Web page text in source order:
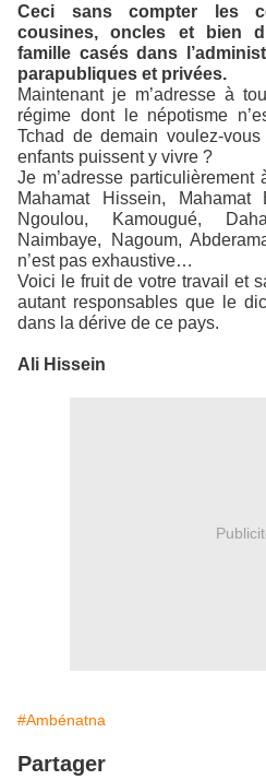
Ceci sans compter les
cousines, oncles et bien
famille casés dans
parapubliques et privées.
Maintenant je m’adresse à
régime dont le népotisme
Tchad de demain voulez-
enfants puissent y vivre ?
Je m’adresse particulièrement
Mahamat Hissein, Mahamat
Ngoulou, Kamougué,
Naimbaye, Nagoum,
n’est pas exhaustive…
Voici le fruit de votre travail et
autant responsables que le
dans la dérive de ce pays.
Ali Hissein
#Ambénatna
Partager